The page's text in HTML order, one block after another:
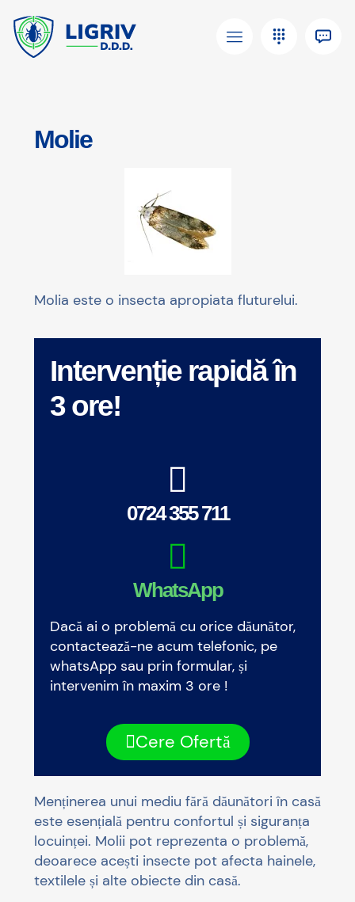
Molie
Molia este o insecta apropiata fluturelui.
Intervenție rapidă în
3 ore!
0724 355 711
WhatsApp
Dacă ai o problemă cu orice dăunător,
contactează-ne acum telefonic, pe
whatsApp sau prin formular, și
intervenim în maxim 3 ore !
Cere Ofertă
Menținerea unui mediu fără dăunători în casă
este esențială pentru confortul și siguranța
locuinței. Molii pot reprezenta o problemă,
deoarece acești insecte pot afecta hainele,
textilele și alte obiecte din casă.